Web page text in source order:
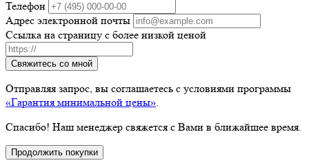
Телефон
Адрес электронной почты
Ссылка на страницу с более низкой ценой
Свяжитесь со мной
Отправляя запрос, вы соглашаетесь с условиями программы
«Гарантия минимальной цены».
Спасибо! Наш менеджер свяжется с Вами в ближайшее время.
Продолжить покупки